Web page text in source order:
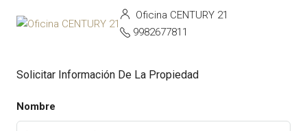
Oficina CENTURY 21
9982677811
Solicitar Información De La Propiedad
Nombre